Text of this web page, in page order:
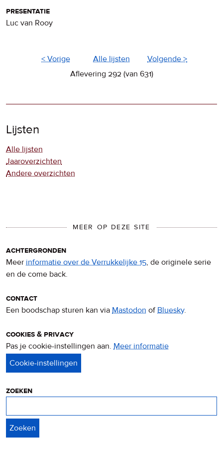
presentatie
Luc van Rooy
< Vorige Alle lijsten
Volgende >
Aflevering 292 (van 631)
Lijsten
Alle lijsten
Jaaroverzichten
Andere overzichten
MEER OP DEZE SITE
achtergronden
Meer informatie over de Verrukkelijke 15, de originele serie
en de come back.
contact
Een boodschap sturen kan via Mastodon ofBluesky.
cookies & privacy
Pas je cookie-instellingen aan. Meer informatie
zoeken